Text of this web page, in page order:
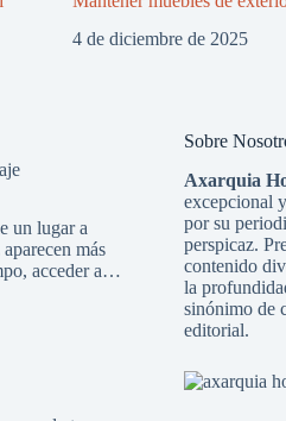
4 de diciembre de 2025
un lugar a
más
acceder a…
Sobre
Axarquia
excepcional
por su
perspicaz.
contenido
la
sinónimo de
editorial.